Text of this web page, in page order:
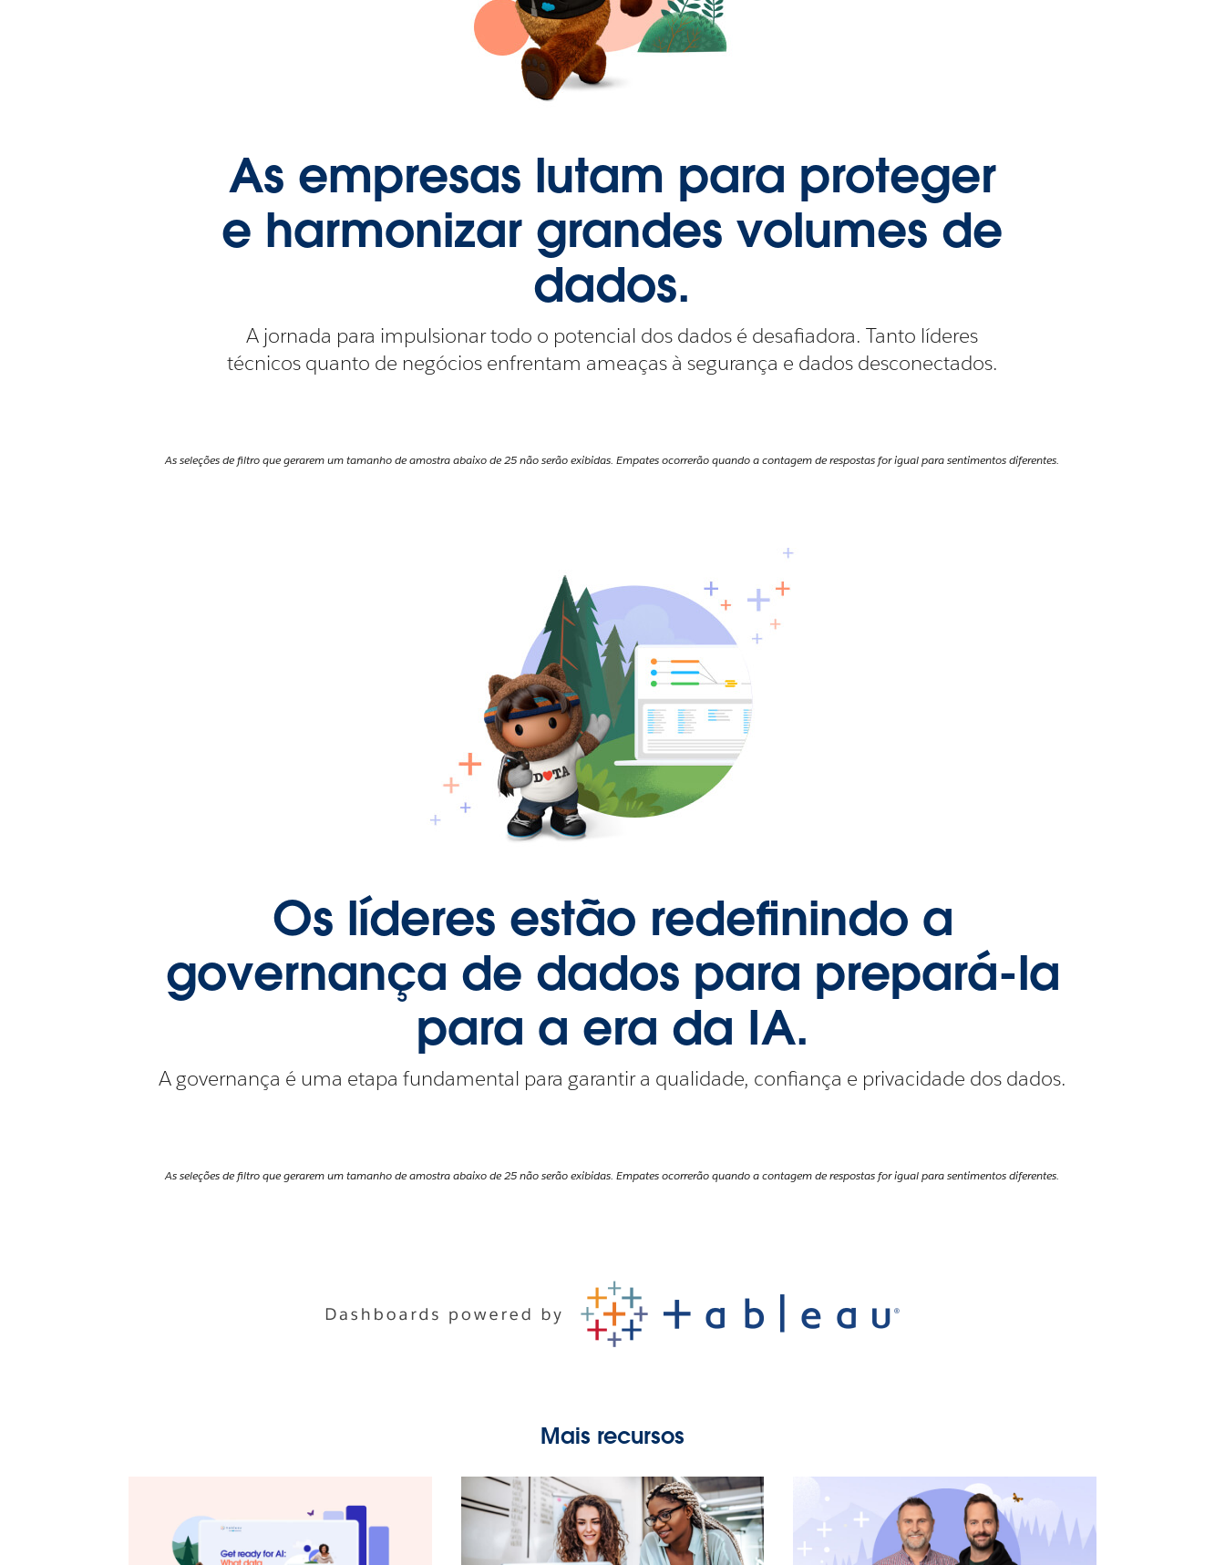
As empresas lutam para proteger
e harmonizar grandes volumes de
dados.
A jornada para impulsionar todo o potencial dos dados é desafiadora. Tanto líderes
técnicos quanto de negócios enfrentam ameaças à segurança e dados desconectados.
As seleções de filtro que gerarem um tamanho de amostra abaixo de 25 não serão exibidas. Empates ocorrerão quando a contagem de respostas for igual para sentimentos diferentes.
Os líderes estão redefinindo a
governança de dados para prepará-la
para a era da IA.
A governança é uma etapa fundamental para garantir a qualidade, confiança e privacidade dos dados.
As seleções de filtro que gerarem um tamanho de amostra abaixo de 25 não serão exibidas. Empates ocorrerão quando a contagem de respostas for igual para sentimentos diferentes.
Mais recursos